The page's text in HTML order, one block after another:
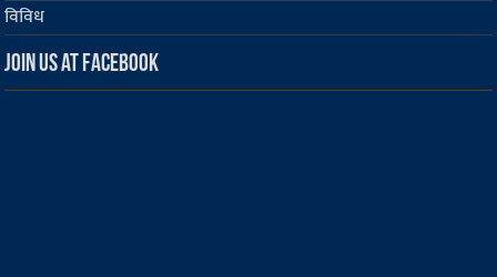
विविध
Join us at Facebook